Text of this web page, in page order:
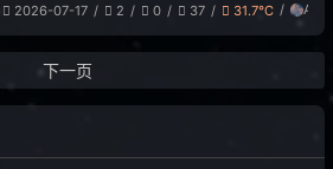
特效、游戏速度调整、路人行为干预及
主角外观变更等功能。文章特别提示，
最终版使用作弊码会永久锁定成就，部
分路人互殴或持枪类秘籍效果将永久保
2026-07-17 2 0 37 31.7℃ Antx
下一页